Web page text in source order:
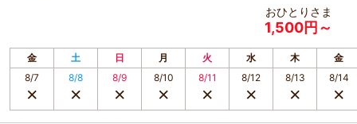
おひとりさま
1,500円～
金 土 日 月 火 水 木
金
8/7
8/8 8/9 8/10 8/11 8/12 8/13 8/14